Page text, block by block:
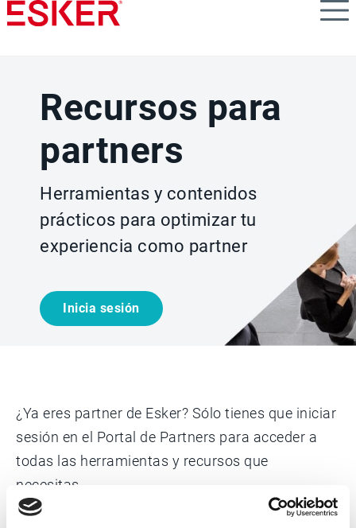
Skip
to
Recursos para
partners
Herramientas y contenidos
prácticos para optimizar tu
experiencia como partner
Inicia sesión
¿Ya eres partner de Esker? Sólo tienes que iniciar
sesión en el Portal de Partners para acceder a
todas las herramientas y recursos que
necesitas.